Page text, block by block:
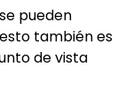
pueden
también es
de vista